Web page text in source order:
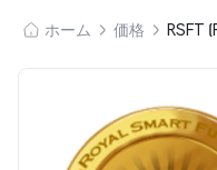
ホーム 価格